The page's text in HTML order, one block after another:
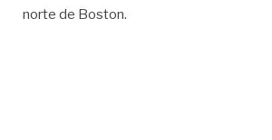
norte de Boston.